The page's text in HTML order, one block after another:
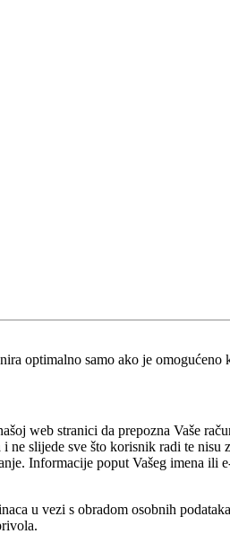
optimalno samo ako je omogućeno
web stranici da prepozna Vaše
slijede sve što korisnik radi te
Informacije poput Vašeg imena ili
u vezi s obradom osobnih